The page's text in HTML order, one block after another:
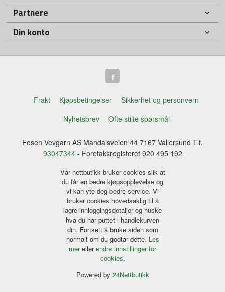
Partnere
Din konto
Frakt Kjøpsbetingelser
Sikkerhet og personvern
Nyhetsbrev
Ofte stilte spørsmål
Fosen Vevgarn AS Mandalsveien 44 7167 Vallersund Tlf.
93047344- Foretaksregisteret 920 495 192
Vår nettbutikk bruker cookies slik at
du får en bedre kjøpsopplevelse og
vi kan yte deg bedre service. Vi
bruker cookies hovedsaklig til å
lagre innloggingsdetaljer og huske
hva du har puttet i handlekurven
din. Fortsett å bruke siden som
normalt om du godtar dette. Les
merellerendre innstillinger for
cookies.
Powered by 24Nettbutikk